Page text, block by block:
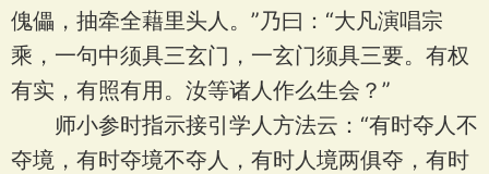
傀儡，抽牵全藉里头人。”乃曰：“大凡演唱宗
乘，一句中须具三玄门，一玄门须具三要。有权
有实，有照有用。汝等诸人作么生会？”
师小参时指示接引学人方法云：“有时夺人不
夺境，有时夺境不夺人，有时人境两俱夺，有时